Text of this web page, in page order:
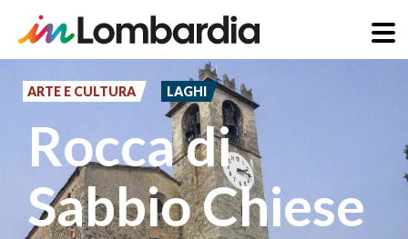
principale
ARTE E CULTURA LAGHI
Rocca di
Sabbio Chiese